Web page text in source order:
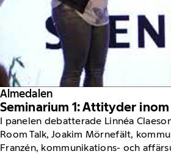
Almedalen
Seminarium 1: Attityder
I panelen debatterade Linnéa
Room Talk, Joakim Mörnefält,
Franzén, kommunikations- och